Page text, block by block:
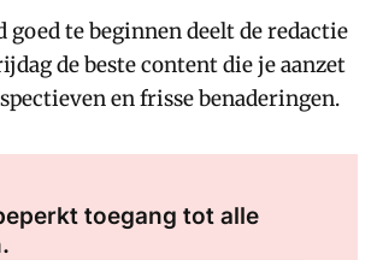
goed te beginnen deelt de redactie
de beste content die je aanzet
en frisse benaderingen.
toegang tot alle